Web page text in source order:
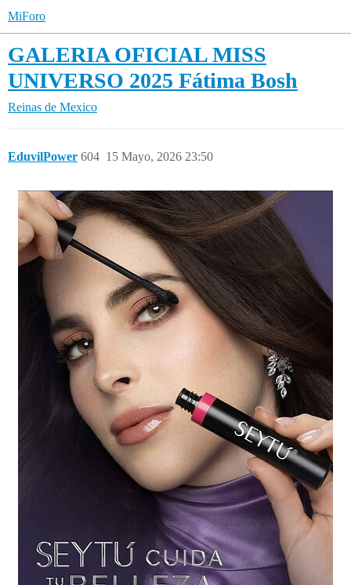
MiForo
GALERIA OFICIAL MISS
UNIVERSO 2025 Fátima Bosh
Reinas de Mexico
EduvilPower 15 Mayo, 2026 23:50
604